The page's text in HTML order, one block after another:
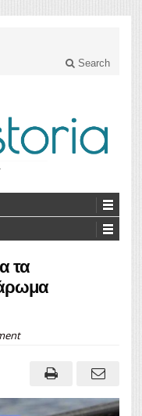
Search
τα